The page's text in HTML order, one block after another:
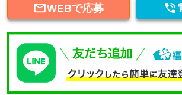
WEBで応募 